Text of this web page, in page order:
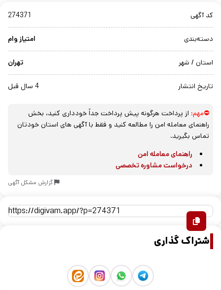
کد آگهی 274371
دسته‌بندی امتیاز وام
استان / شهر تهران
تاریخ انتشار 4 سال قبل
⛔مهم: از پرداخت هرگونه پیش پرداخت جداً خودداری کنید، بخش
راهنمای معامله امن را مطالعه کنید و فقط با آگهی های استان خودتان
تماس بگیرید.
راهنمای معامله امن
درخواست مشاوره تخصصی
گزارش مشکل آگهی
اشتراک گذاری